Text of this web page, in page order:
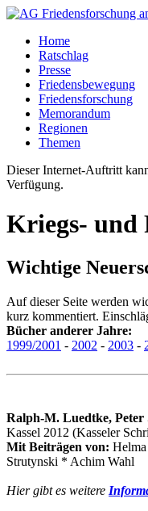
Home
Ratschlag
Presse
Friedensbewegung
Friedensforschung
Memorandum
Regionen
Themen
Dieser Internet-Auftritt
Verfügung.
Kriegs- und
Wichtige
Auf dieser Seite werden
kurz kommentiert.
Bücher anderer Jahre:
1999/2001 - 2002 - 2003 -
Ralph-M. Luedtke,
Kassel 2012 (Kasseler
Mit Beiträgen von:
Strutynski * Achim Wahl
Hier gibt es weitere